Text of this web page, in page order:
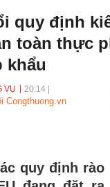
Hiệp định
Thông tin
quy định
toàn thực
khẩu
VỤ 20:14
Congthuong.vn
quy định